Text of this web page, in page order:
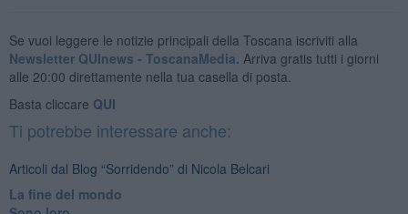
Se vuoi leggere le notizie principali della Toscana iscriviti alla
Newsletter QUInews - ToscanaMedia. Arriva gratis tutti i giorni
alle 20:00 direttamente nella tua casella di posta.
Basta cliccare QUI
Ti potrebbe interessare anche:
Articoli dal Blog “Sorridendo” di Nicola Belcari
La fine del mondo